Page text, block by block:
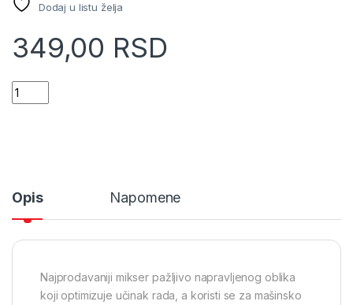
Dodaj u listu želja
349,00 RSD
Mikser 15kg M15 quantity
Opis Napomene
Najprodavaniji mikser pažljivo napravljenog oblika
koji optimizuje učinak rada, a koristi se za mašinsko